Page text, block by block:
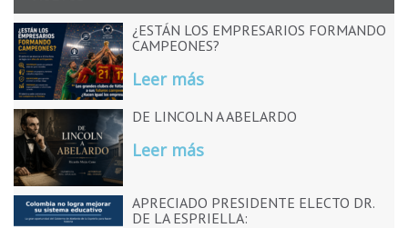
¿ESTÁN LOS EMPRESARIOS FORMANDO
CAMPEONES?
Leer más
DE LINCOLN A ABELARDO
Leer más
APRECIADO PRESIDENTE ELECTO DR.
DE LA ESPRIELLA: